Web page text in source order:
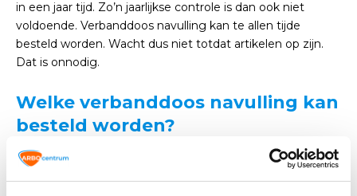
in een jaar tijd. Zo’n jaarlijkse controle is dan ook niet
voldoende. Verbanddoos navulling kan te allen tijde
besteld worden. Wacht dus niet totdat artikelen op zijn.
Dat is onnodig.
Welke verbanddoos navulling kan
besteld worden?